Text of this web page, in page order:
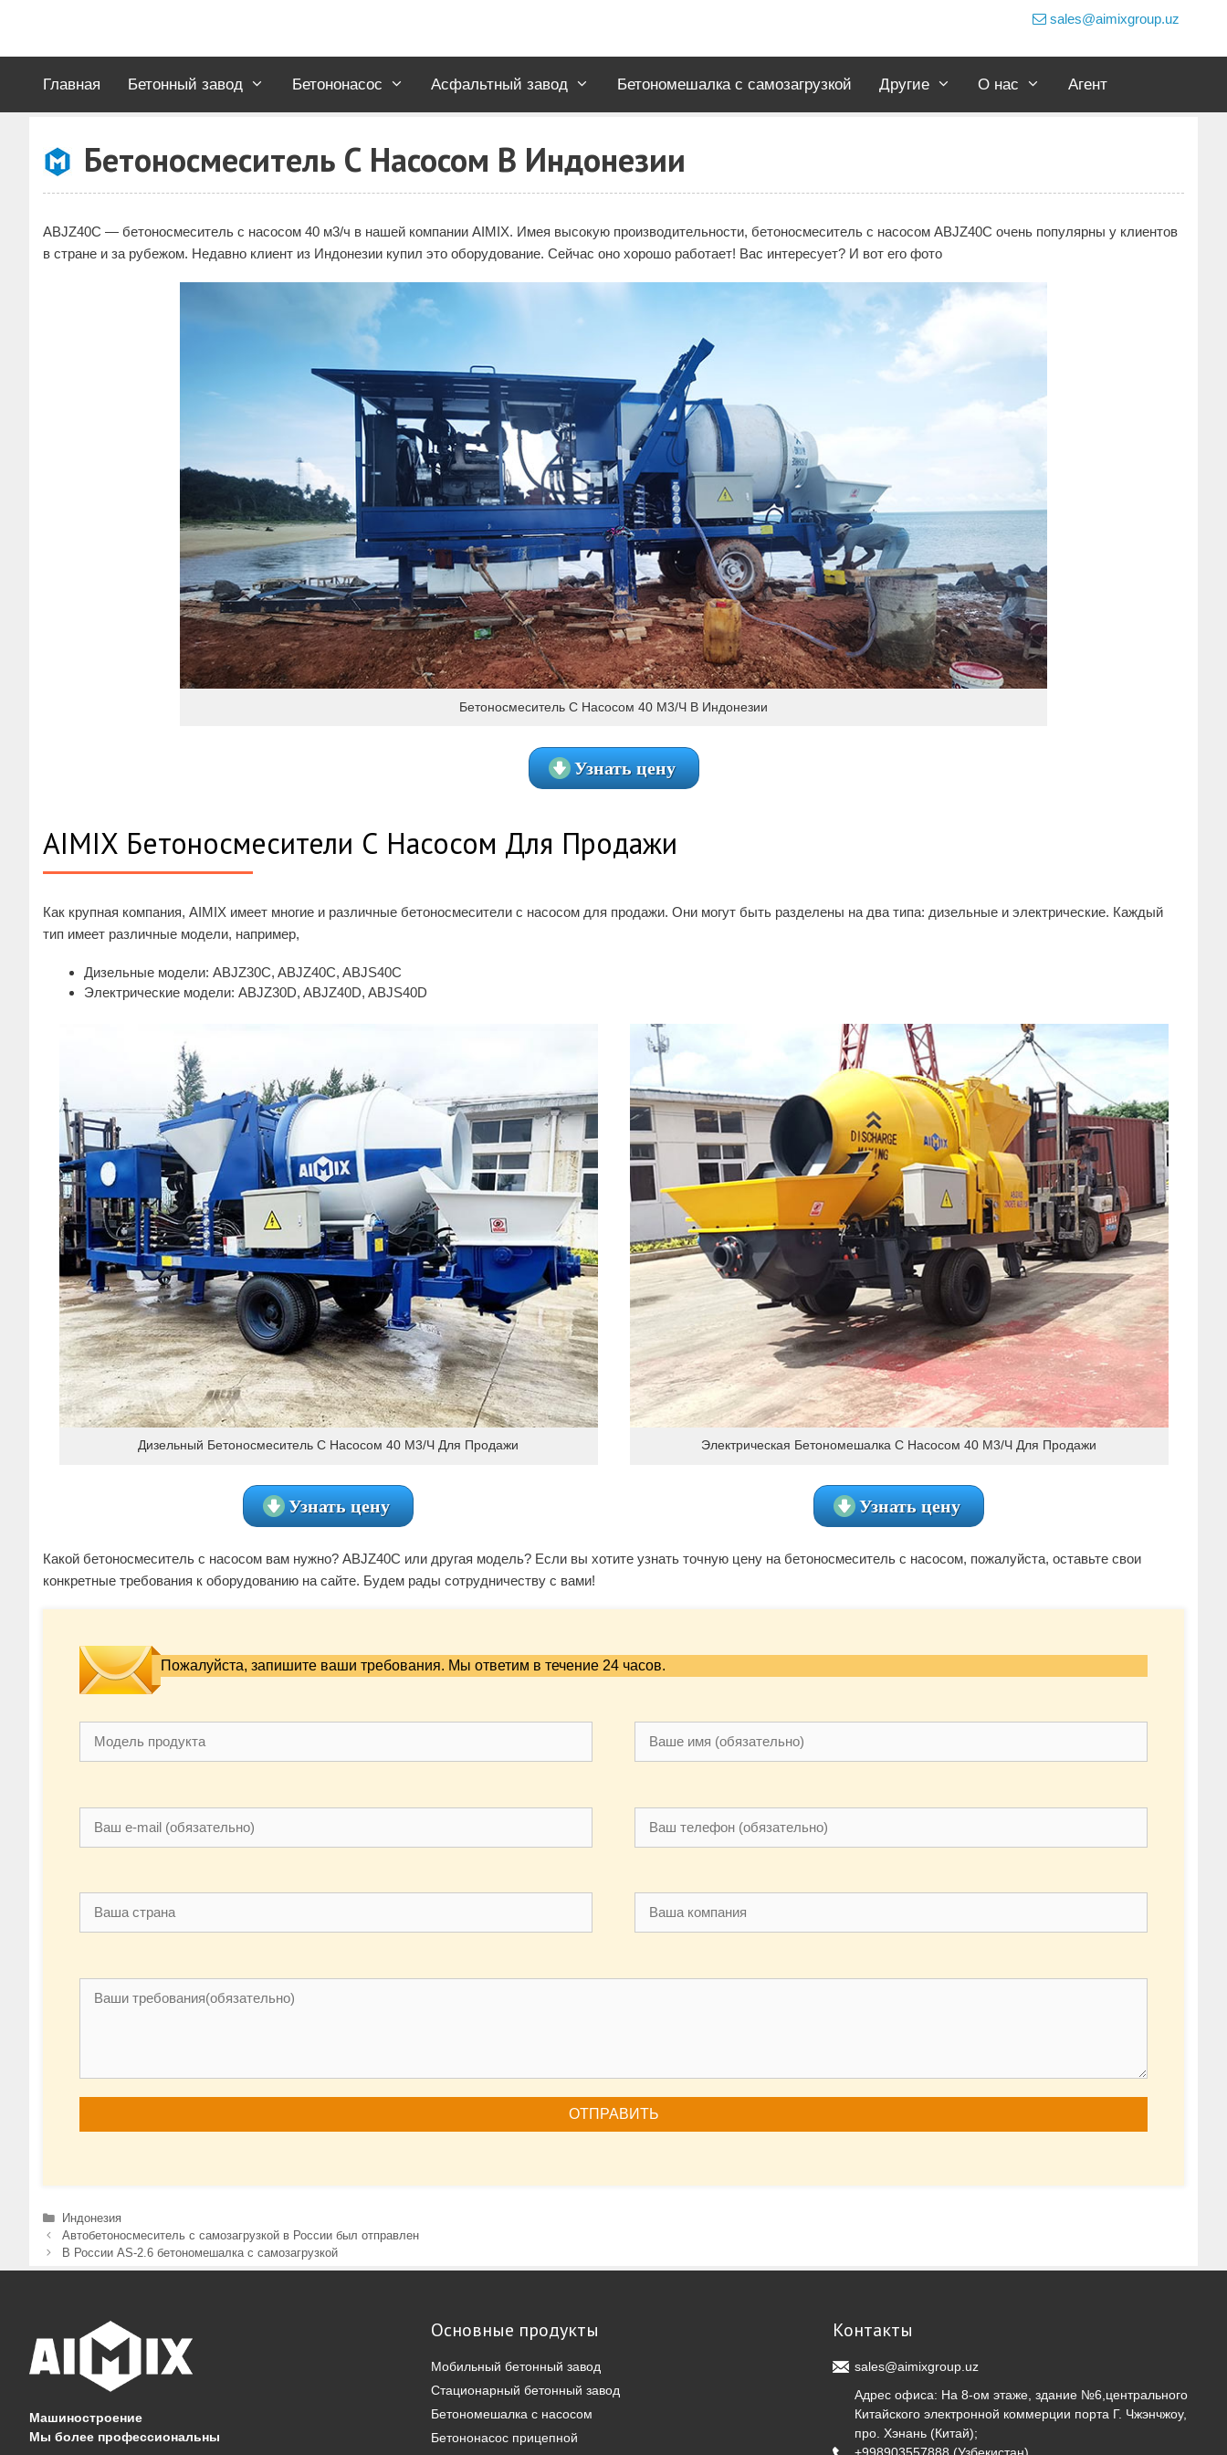
sales@aimixgroup.uz
Главная Бетонный завод Бетононасос Асфальтный завод Бетономешалка с самозагрузкой Другие О нас Агент
Бетоносмеситель С Насосом В Индонезии
ABJZ40C — бетоносмеситель с насосом 40 м3/ч в нашей компании AIMIX. Имея высокую производительности, бетоносмеситель с насосом ABJZ40C очень популярны у клиентов
в стране и за рубежом. Недавно клиент из Индонезии купил это оборудование. Сейчас оно хорошо работает! Вас интересует? И вот его фото
Бетоносмеситель С Насосом 40 М3/ч В Индонезии
Узнать цену
AIMIX Бетоносмесители С Насосом Для Продажи
Как крупная компания, AIMIX имеет многие и различные бетоносмесители с насосом для продажи. Они могут быть разделены на два типа: дизельные и электрические. Каждый
тип имеет различные модели, например,
Дизельные модели: ABJZ30C, ABJZ40C, ABJS40C
Электрические модели: ABJZ30D, ABJZ40D, ABJS40D
Дизельный Бетоносмеситель С Насосом 40 М3/ч Для Продажи
Узнать цену
Электрическая Бетономешалка С Насосом 40 М3/ч Для Продажи
Узнать цену
Какой бетоносмеситель с насосом вам нужно? ABJZ40C или другая модель? Если вы хотите узнать точную цену на бетоносмеситель с насосом, пожалуйста, оставьте свои
конкретные требования к оборудованию на сайте. Будем рады сотрудничеству с вами!
Пожалуйста, запишите ваши требования. Мы ответим в течение 24 часов.
Рубрики
Индонезия
Автобетоносмеситель с самозагрузкой в России был отправлен
В России AS-2.6 бетономешалка с самозагрузкой
Машиностроение
Мы более профессиональны
Основные продукты
Мобильный бетонный завод
Стационарный бетонный завод
Бетономешалка с насосом
Бетононасос прицепной
Контакты
sales@aimixgroup.uz
Адрес офиса: На 8-ом этаже, здание №6,центрального
Китайского электронной коммерции порта Г. Чжэнчжоу,
про. Хэнань (Китай);
+998903557888 (Узбекистан)